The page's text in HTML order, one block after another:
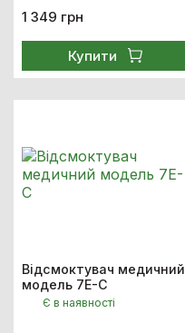
1 349 грн
Купити
Відсмоктувач медичний
модель 7E-C
Є в наявності